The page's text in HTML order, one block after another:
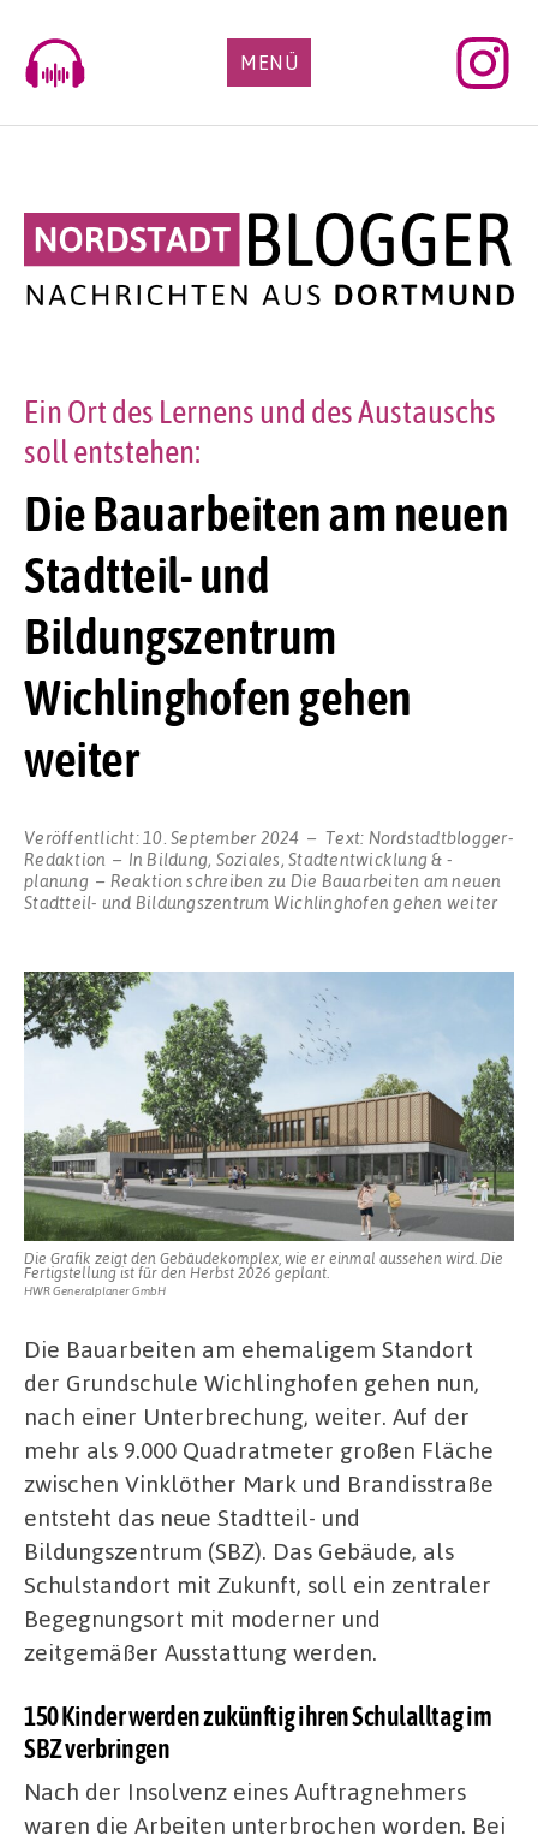
content
MENÜ
Die Bauarbeiten am neuen
Stadtteil- und
Bildungszentrum
Wichlinghofen gehen
weiter
Ein Ort des Lernens und des Austauschs
soll entstehen:
Veröffentlicht: 10. September 2024 Text: Nordstadtblogger-
Redaktion
In Bildung, Soziales, Stadtentwicklung & -
planung
Reaktion schreiben zu Die Bauarbeiten am neuen
Stadtteil- und Bildungszentrum Wichlinghofen gehen weiter
Die Grafik zeigt den Gebäudekomplex, wie er einmal aussehen wird. Die
Fertigstellung ist für den Herbst 2026 geplant.
HWR Generalplaner GmbH
Die Bauarbeiten am ehemaligem Standort
der Grundschule Wichlinghofen gehen nun,
nach einer Unterbrechung, weiter. Auf der
mehr als 9.000 Quadratmeter großen Fläche
zwischen Vinklöther Mark und Brandisstraße
entsteht das neue Stadtteil- und
Bildungszentrum (SBZ). Das Gebäude, als
Schulstandort mit Zukunft, soll ein zentraler
Begegnungsort mit moderner und
zeitgemäßer Ausstattung werden.
150 Kinder werden zukünftig ihren Schulalltag im
SBZ verbringen
Nach der Insolvenz eines Auftragnehmers
waren die Arbeiten unterbrochen worden. Bei